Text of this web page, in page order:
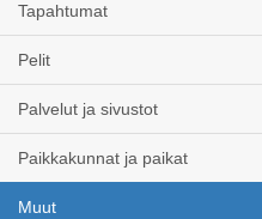
Tapahtumat
Pelit
Palvelut ja sivustot
Paikkakunnat ja paikat
Muut